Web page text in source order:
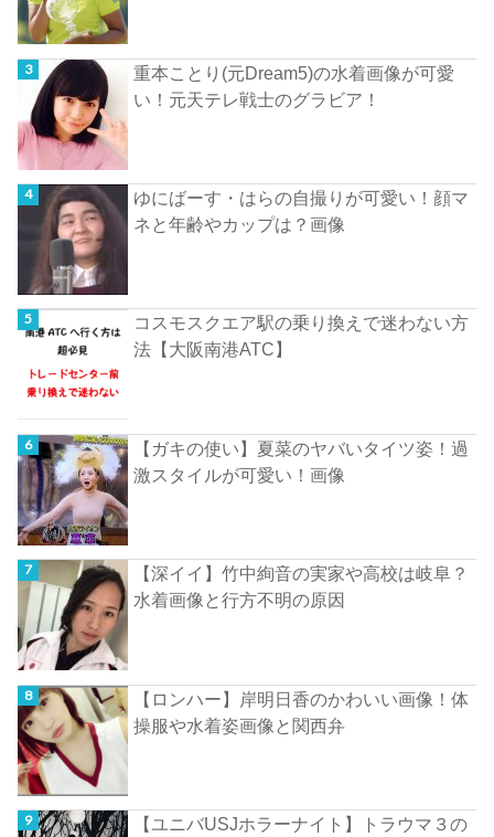
重本ことり(元Dream5)の水着画像が可愛
い！元天テレ戦士のグラビア！
ゆにばーす・はらの自撮りが可愛い！顔マ
ネと年齢やカップは？画像
コスモスクエア駅の乗り換えで迷わない方
法【大阪南港ATC】
【ガキの使い】夏菜のヤバいタイツ姿！過
激スタイルが可愛い！画像
【深イイ】竹中絢音の実家や高校は岐阜？
水着画像と行方不明の原因
【ロンハー】岸明日香のかわいい画像！体
操服や水着姿画像と関西弁
【ユニバUSJホラーナイト】トラウマ３の